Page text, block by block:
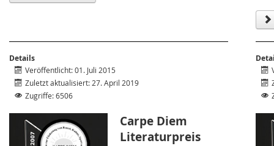
Details
Veröffentlicht: 01. Juli 2015
Zuletzt aktualisiert: 27. April 2019
Zugriffe: 6506
Carpe Diem
Literaturpreis